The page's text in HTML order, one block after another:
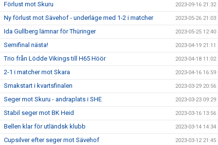
Förlust mot Skuru 2023-09-16 21:32
Ny förlust mot Sävehof - underläge med 1-2 i matcher 2023-05-26 21:03
Ida Gullberg lämnar för Thüringer 2023-05-25 12:40
Semifinal nästa! 2023-04-19 21:11
Trio från Lödde Vikings till H65 Höör 2023-04-18 11:02
2-1 i matcher mot Skara 2023-04-16 16:59
Smakstart i kvartsfinalen 2023-03-29 20:56
Seger mot Skuru - andraplats i SHE 2023-03-23 09:29
Stabil seger mot BK Heid 2023-03-16 13:56
Bellen klar för utländsk klubb 2023-03-14 14:34
Cupsilver efter seger mot Sävehof 2023-03-12 21:45